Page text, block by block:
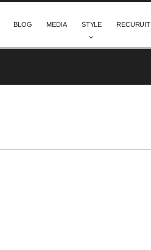
BLOG MEDIA STYLE RECURUIT